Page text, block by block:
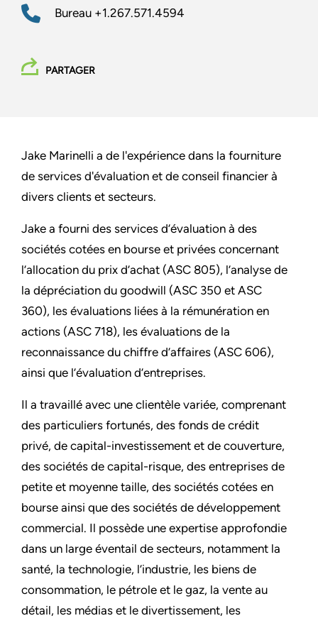
Bureau +1.267.571.4594
PARTAGER
Jake Marinelli a de l'expérience dans la fourniture
de services d'évaluation et de conseil financier à
divers clients et secteurs.
Jake a fourni des services d’évaluation à des
sociétés cotées en bourse et privées concernant
l’allocation du prix d’achat (ASC 805), l’analyse de
la dépréciation du goodwill (ASC 350 et ASC
360), les évaluations liées à la rémunération en
actions (ASC 718), les évaluations de la
reconnaissance du chiffre d’affaires (ASC 606),
ainsi que l’évaluation d’entreprises.
Il a travaillé avec une clientèle variée, comprenant
des particuliers fortunés, des fonds de crédit
privé, de capital-investissement et de couverture,
des sociétés de capital-risque, des entreprises de
petite et moyenne taille, des sociétés cotées en
bourse ainsi que des sociétés de développement
commercial. Il possède une expertise approfondie
dans un large éventail de secteurs, notamment la
santé, la technologie, l’industrie, les biens de
consommation, le pétrole et le gaz, la vente au
détail, les médias et le divertissement, les